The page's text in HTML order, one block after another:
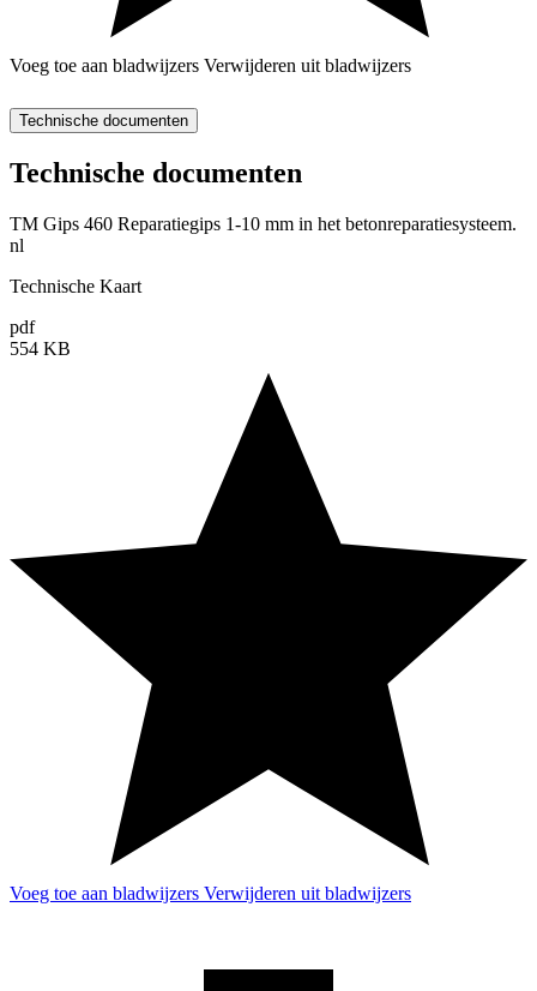
Voeg toe aan bladwijzers Verwijderen uit bladwijzers
Technische documenten
Technische documenten
TM Gips 460 Reparatiegips 1-10 mm in het betonreparatiesysteem.
nl
Technische Kaart
pdf
554 KB
Voeg toe aan bladwijzers Verwijderen uit bladwijzers